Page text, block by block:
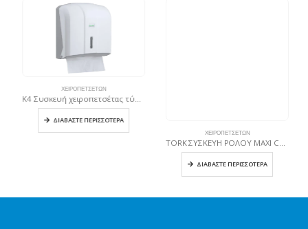
ΧΕΙΡΟΠΕΤΣΈΤΩΝ
K4 Συσκευή χειροπετσέτας τύπου C & V, 300 φύλλων – Λευκή
ΔΙΑΒΆΣΤΕ ΠΕΡΙΣΣΌΤΕΡΑ
ΧΕΙΡΟΠΕΤΣΈΤΩΝ
TORK ΣΥΣΚΕΥΗ ΡΟΛΟΥ MAXI CENTERFEED ΤΥΡΚΟΥΑΖ
ΔΙΑΒΆΣΤΕ ΠΕΡΙΣΣΌΤΕΡΑ